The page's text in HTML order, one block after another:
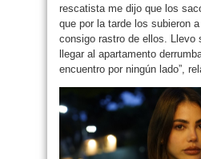
rescatista me dijo que los
que por la tarde los subieron
consigo rastro de ellos. Llevo
llegar al apartamento
encuentro por ningún lado”,